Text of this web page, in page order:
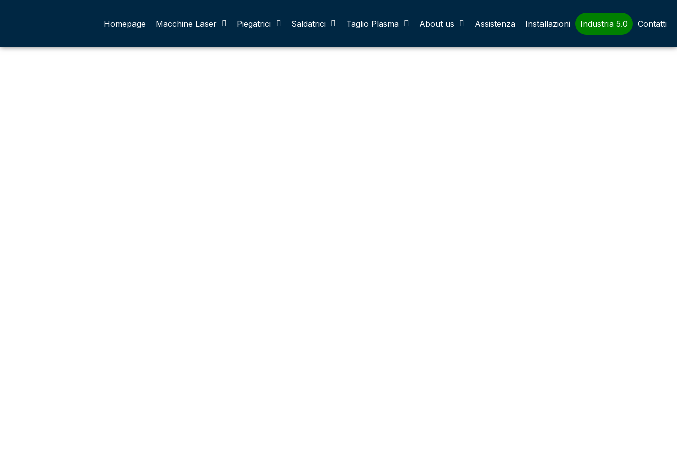
Homepage Macchine Laser Piegatrici Saldatrici Taglio Plasma About us Assistenza Installazioni Industria 5.0 Contatti